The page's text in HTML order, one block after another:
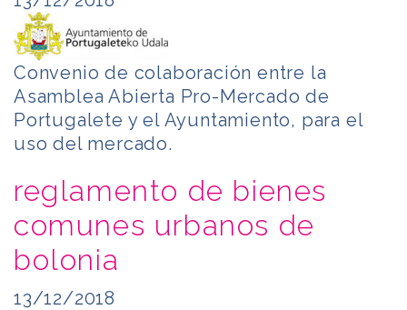
Convenio de colaboración entre la
Asamblea Abierta Pro-Mercado de
Portugalete y el Ayuntamiento, para el
uso del mercado.
reglamento de bienes
comunes urbanos de
bolonia
13/12/2018